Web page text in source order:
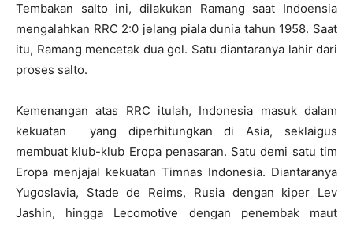
Tembakan salto ini, dilakukan Ramang saat Indoensia
mengalahkan RRC 2:0 jelang piala dunia tahun 1958. Saat
itu, Ramang mencetak dua gol. Satu diantaranya lahir dari
proses salto.
Kemenangan atas RRC itulah, Indonesia masuk dalam
kekuatan yang diperhitungkan di Asia, seklaigus
membuat klub-klub Eropa penasaran. Satu demi satu tim
Eropa menjajal kekuatan Timnas Indonesia. Diantaranya
Yugoslavia, Stade de Reims, Rusia dengan kiper Lev
Jashin, hingga Lecomotive dengan penembak maut